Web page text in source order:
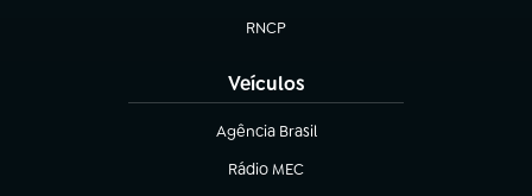
RNCP
(abre em nova aba)
Veículos
Agência Brasil
(abre em nova aba)
Rádio MEC
(abre em nova aba)